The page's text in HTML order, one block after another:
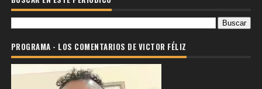
PROGRAMA - LOS COMENTARIOS DE VICTOR FÉLIZ